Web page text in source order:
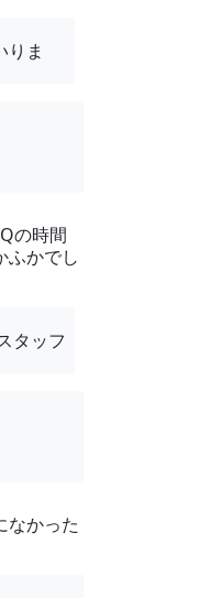
ま
の時間
ふかでし
タッフ
なかった